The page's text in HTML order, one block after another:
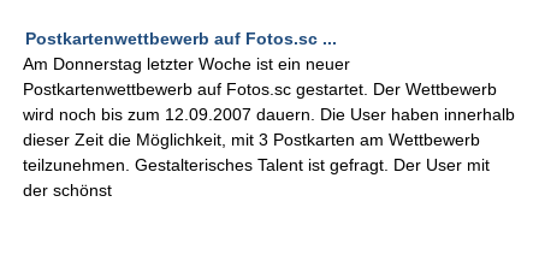
Postkartenwettbewerb auf Fotos.sc ...
Am Donnerstag letzter Woche ist ein neuer
Postkartenwettbewerb auf Fotos.sc gestartet. Der Wettbewerb
wird noch bis zum 12.09.2007 dauern. Die User haben innerhalb
dieser Zeit die Möglichkeit, mit 3 Postkarten am Wettbewerb
teilzunehmen. Gestalterisches Talent ist gefragt. Der User mit
der schönst